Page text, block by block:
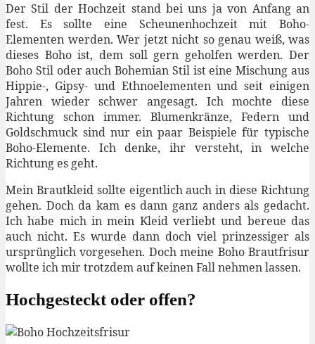
Der Stil der Hochzeit stand bei uns ja von Anfang an
fest. Es sollte eine Scheunenhochzeit mit Boho-
Elementen werden. Wer jetzt nicht so genau weiß, was
dieses Boho ist, dem soll gern geholfen werden. Der
Boho Stil oder auch Bohemian Stil ist eine Mischung aus
Hippie-, Gipsy- und Ethnoelementen und seit einigen
Jahren wieder schwer angesagt. Ich mochte diese
Richtung schon immer. Blumenkränze, Federn und
Goldschmuck sind nur ein paar Beispiele für typische
Boho-Elemente. Ich denke, ihr versteht, in welche
Richtung es geht.
Mein Brautkleid sollte eigentlich auch in diese Richtung
gehen. Doch da kam es dann ganz anders als gedacht.
Ich habe mich in mein Kleid verliebt und bereue das
auch nicht. Es wurde dann doch viel prinzessiger als
ursprünglich vorgesehen. Doch meine Boho Brautfrisur
wollte ich mir trotzdem auf keinen Fall nehmen lassen.
Hochgesteckt oder offen?